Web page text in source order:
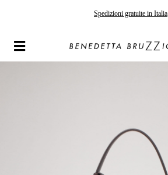
Spedizioni gratuite in Italia